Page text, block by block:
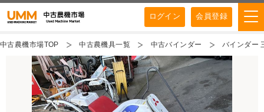
ログイン 会員登録
中古農機市場TOP 中古農機具一覧 中古バインダー バインダー